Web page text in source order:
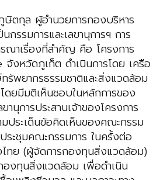
ตกุล ผู้อำนวยการกองบริหาร
รรมการและเลขานุการฯ การ
ณาเรื่องที่สำคัญ คือ โครงการ
งหวัดภูเก็ต ดำเนินการโดย เครือ
พยากรธรรมชาติและสิ่งแวดล้อม
ยมีมติเห็นชอบในหลักการของ
านุการประสานเจ้าของโครงการ
ประเด็นข้อคิดเห็นของคณะกรรม
ระชุมคณะกรรมการ ในครั้งต่อ
ทย (ผู้จัดการกองทุนสิ่งแวดล้อม)
งทุนสิ่งแวดล้อม เพื่อดำเนิน